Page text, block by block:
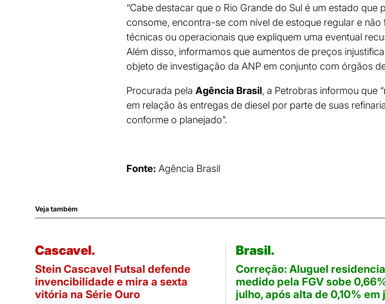
“Cabe destacar que o Rio Grande do Sul é um estado que
consome, encontra-se com nível de estoque regular e
técnicas ou operacionais que expliquem uma eventual
Além disso, informamos que aumentos de preços
objeto de investigação da ANP em conjunto com órgãos
Procurada pela Agência Brasil, a Petrobras informou que
em relação às entregas de diesel por parte de suas
conforme o planejado”.
Fonte: Agência Brasil
Veja também
Cascavel.
Stein Cascavel Futsal defende
invencibilidade e mira a sexta
vitória na Série Ouro
Brasil.
Correção: Aluguel
medido pela FGV sobe
julho, após alta de 0,10% em